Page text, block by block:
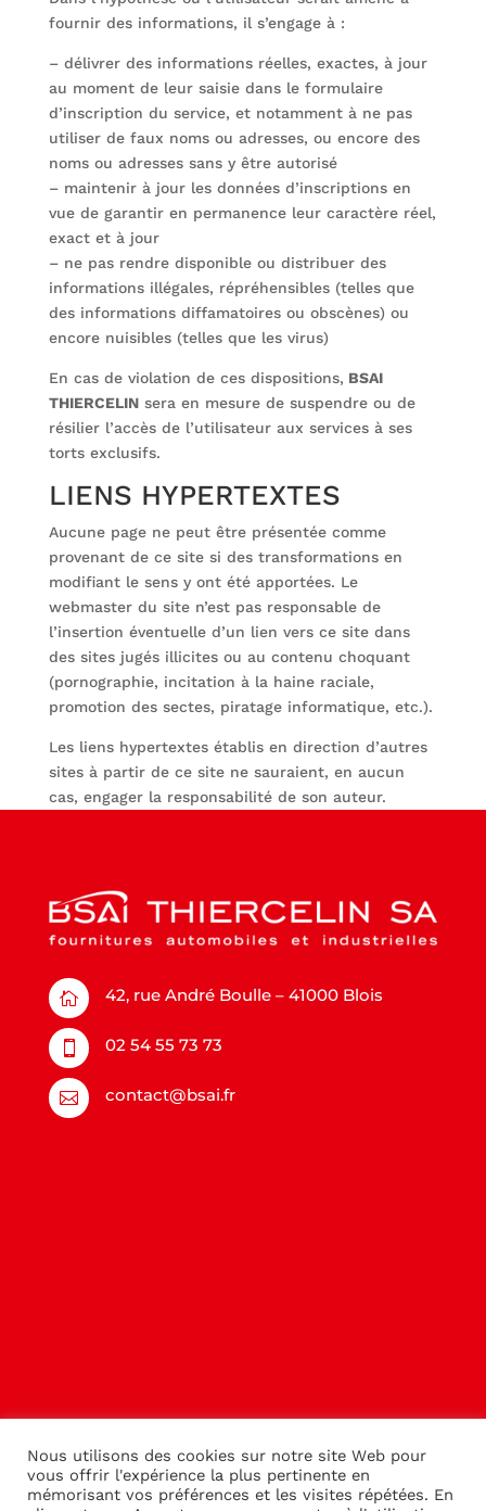
fournir des informations, il s’engage à :
– délivrer des informations réelles, exactes, à jour
au moment de leur saisie dans le formulaire
d’inscription du service, et notamment à ne pas
utiliser de faux noms ou adresses, ou encore des
noms ou adresses sans y être autorisé
– maintenir à jour les données d’inscriptions en
vue de garantir en permanence leur caractère réel,
exact et à jour
– ne pas rendre disponible ou distribuer des
informations illégales, répréhensibles (telles que
des informations diffamatoires ou obscènes) ou
encore nuisibles (telles que les virus)
En cas de violation de ces dispositions, BSAI
THIERCELINsera en mesure de suspendre ou de
résilier l’accès de l’utilisateur aux services à ses
torts exclusifs.
LIENS HYPERTEXTES
Aucune page ne peut être présentée comme
provenant de ce site si des transformations en
modifiant le sens y ont été apportées. Le
webmaster du site n’est pas responsable de
l’insertion éventuelle d’un lien vers ce site dans
des sites jugés illicites ou au contenu choquant
(pornographie, incitation à la haine raciale,
promotion des sectes, piratage informatique, etc.).
Les liens hypertextes établis en direction d’autres
sites à partir de ce site ne sauraient, en aucun
cas, engager la responsabilité de son auteur.
 42, rue André Boulle – 41000 Blois
 02 54 55 73 73
 contact@bsai.fr
Nous utilisons des cookies sur notre site Web pour
vous offrir l'expérience la plus pertinente en
mémorisant vos préférences et les visites répétées. En